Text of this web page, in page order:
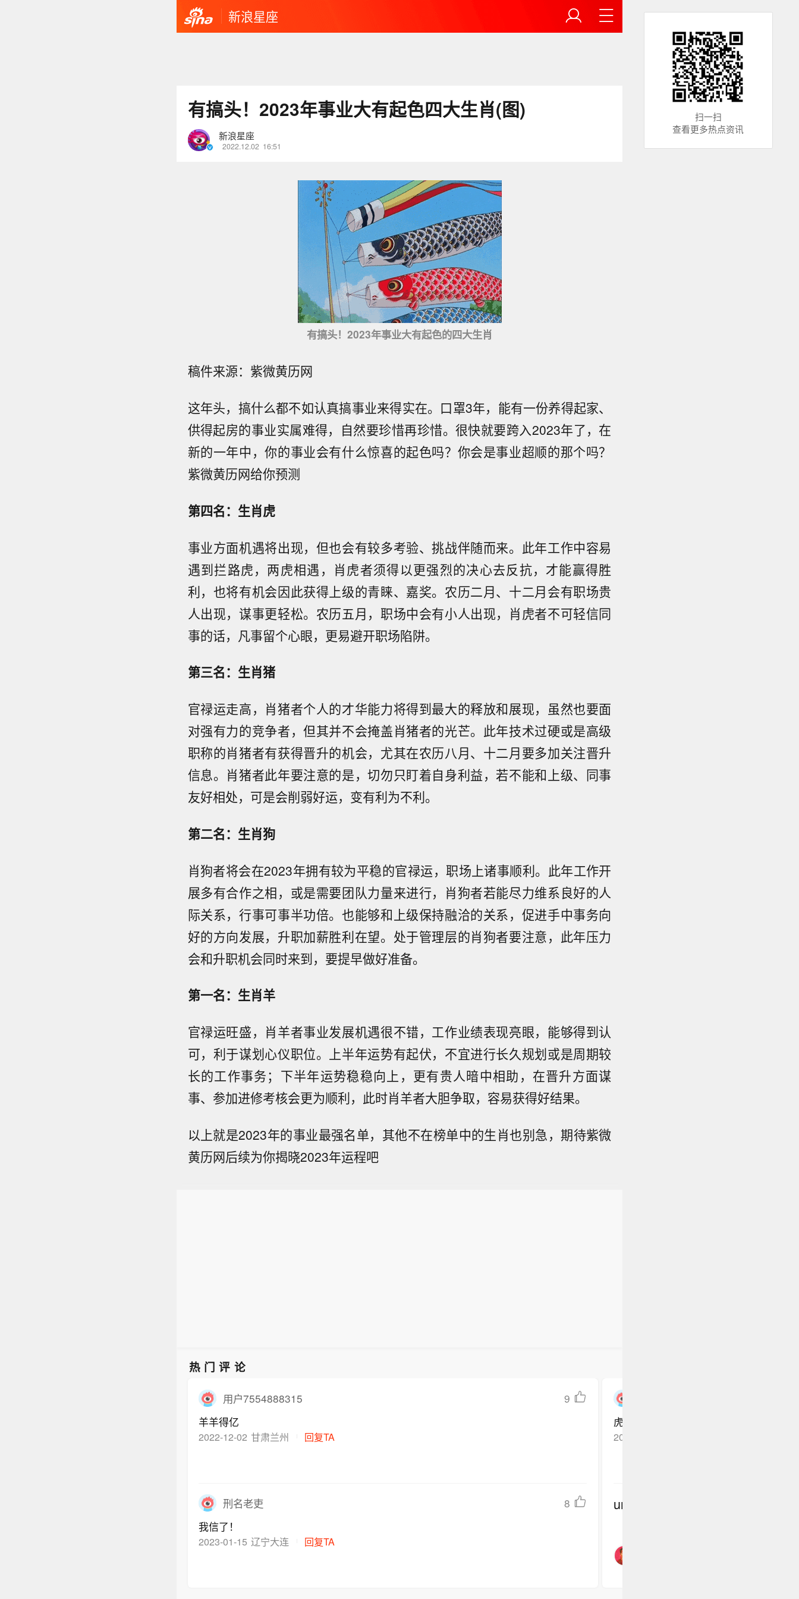
新浪星座
有搞头！2023年事业大有起色四大生肖(图)
新浪星座
2022.12.02 16:51
有搞头！2023年事业大有起色的四大生肖
稿件来源：紫微黄历网
这年头，搞什么都不如认真搞事业来得实在。口罩3年，能有一份养得起家、
供得起房的事业实属难得，自然要珍惜再珍惜。很快就要跨入2023年了，在
新的一年中，你的事业会有什么惊喜的起色吗？你会是事业超顺的那个吗？
紫微黄历网给你预测
第四名：生肖虎
事业方面机遇将出现，但也会有较多考验、挑战伴随而来。此年工作中容易
遇到拦路虎，两虎相遇，肖虎者须得以更强烈的决心去反抗，才能赢得胜
利，也将有机会因此获得上级的青睐、嘉奖。农历二月、十二月会有职场贵
人出现，谋事更轻松。农历五月，职场中会有小人出现，肖虎者不可轻信同
事的话，凡事留个心眼，更易避开职场陷阱。
第三名：生肖猪
官禄运走高，肖猪者个人的才华能力将得到最大的释放和展现，虽然也要面
对强有力的竞争者，但其并不会掩盖肖猪者的光芒。此年技术过硬或是高级
职称的肖猪者有获得晋升的机会，尤其在农历八月、十二月要多加关注晋升
信息。肖猪者此年要注意的是，切勿只盯着自身利益，若不能和上级、同事
友好相处，可是会削弱好运，变有利为不利。
第二名：生肖狗
肖狗者将会在2023年拥有较为平稳的官禄运，职场上诸事顺利。此年工作开
展多有合作之相，或是需要团队力量来进行，肖狗者若能尽力维系良好的人
际关系，行事可事半功倍。也能够和上级保持融洽的关系，促进手中事务向
好的方向发展，升职加薪胜利在望。处于管理层的肖狗者要注意，此年压力
会和升职机会同时来到，要提早做好准备。
第一名：生肖羊
官禄运旺盛，肖羊者事业发展机遇很不错，工作业绩表现亮眼，能够得到认
可，利于谋划心仪职位。上半年运势有起伏，不宜进行长久规划或是周期较
长的工作事务；下半年运势稳稳向上，更有贵人暗中相助，在晋升方面谋
事、参加进修考核会更为顺利，此时肖羊者大胆争取，容易获得好结果。
以上就是2023年的事业最强名单，其他不在榜单中的生肖也别急，期待紫微
黄历网后续为你揭晓2023年运程吧
热门评论
用户7554888315
9
羊羊得亿
2022-12-02 甘肃兰州 回复TA
刑名老吏
8
我信了！
2023-01-15 辽宁大连 回复TA
虎 猪 狗 羊
2022-12-10
undefined
扫一扫
查看更多热点资讯